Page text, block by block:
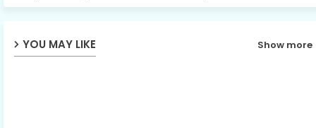
YOU MAY LIKE Show more